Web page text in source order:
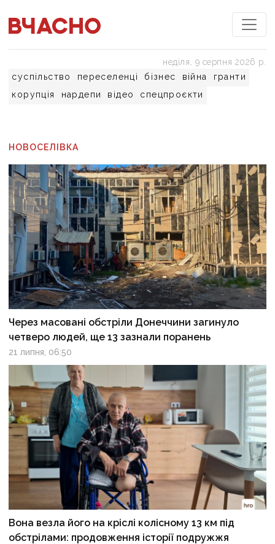
суспільство переселенці бізнес війна
гранти
корупція
нардепи відео спецпроєкти
неділя, 9 серпня 2026 р.
НОВОСЕЛІВКА
Через масовані обстріли Донеччини загинуло
четверо людей, ще 13 зазнали поранень
21 липня, 06:50
Вона везла його на кріслі колісному 13 км під
обстрілами: продовження історії подружжя